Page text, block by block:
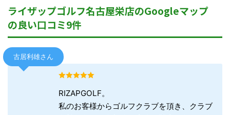
ライザップゴルフ名古屋栄店のGoogleマップ
の良い口コミ9件
古居利雄さん
RIZAPGOLF。
私のお客様からゴルフクラブを頂き、クラブ